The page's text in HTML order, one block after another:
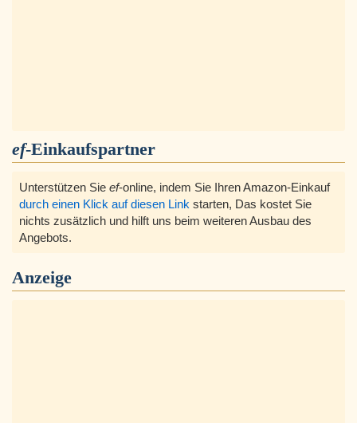
ef-Einkaufspartner
Unterstützen Sie ef-online, indem Sie Ihren Amazon-Einkauf
durch einen Klick auf diesen Link starten, Das kostet Sie
nichts zusätzlich und hilft uns beim weiteren Ausbau des
Angebots.
Anzeige